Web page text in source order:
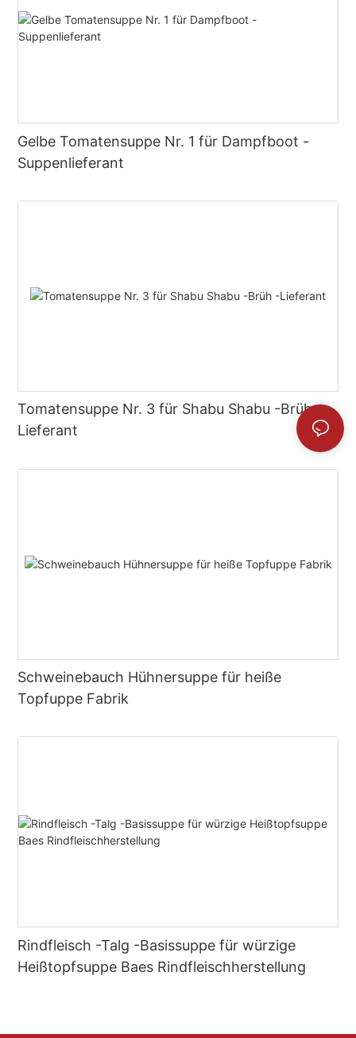
Gelbe Tomatensuppe Nr. 1 für Dampfboot -
Suppenlieferant
Tomatensuppe Nr. 3 für Shabu Shabu -Brüh -
Lieferant
Schweinebauch Hühnersuppe für heiße
Topfuppe Fabrik
Rindfleisch -Talg -Basissuppe für würzige
Heißtopfsuppe Baes Rindfleischherstellung